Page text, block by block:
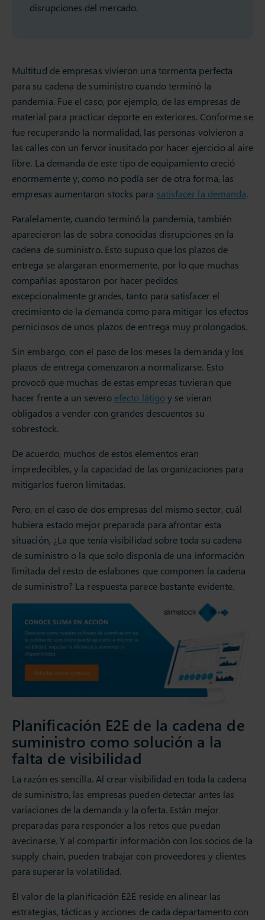
disrupciones del mercado.
Multitud de empresas vivieron una tormenta perfecta
para su cadena de suministro cuando terminó la
pandemia. Fue el caso, por ejemplo, de las empresas de
material para practicar deporte en exteriores. Conforme se
fue recuperando la normalidad, las personas volvieron a
las calles con un fervor inusitado por hacer ejercicio al aire
libre. La demanda de este tipo de equipamiento creció
enormemente y, como no podía ser de otra forma, las
empresas aumentaron stocks para satisfacer la demanda.
Paralelamente, cuando terminó la pandemia, también
aparecieron las de sobra conocidas disrupciones en la
cadena de suministro. Esto supuso que los plazos de
entrega se alargaran enormemente, por lo que muchas
compañías apostaron por hacer pedidos
excepcionalmente grandes, tanto para satisfacer el
crecimiento de la demanda como para mitigar los efectos
perniciosos de unos plazos de entrega muy prolongados.
Sin embargo, con el paso de los meses la demanda y los
plazos de entrega comenzaron a normalizarse. Esto
provocó que muchas de estas empresas tuvieran que
hacer frente a un severo efecto látigoy se vieran
obligados a vender con grandes descuentos su
sobrestock.
De acuerdo, muchos de estos elementos eran
impredecibles, y la capacidad de las organizaciones para
mitigarlos fueron limitadas.
Pero, en el caso de dos empresas del mismo sector, cuál
hubiera estado mejor preparada para afrontar esta
situación, ¿La que tenía visibilidad sobre toda su cadena
de suministro o la que solo disponía de una información
limitada del resto de eslabones que componen la cadena
de suministro? La respuesta parece bastante evidente.
Planificación E2E de la cadena de
suministro como solución a la
falta de visibilidad
La razón es sencilla. Al crear visibilidad en toda la cadena
de suministro, las empresas pueden detectar antes las
variaciones de la demanda y la oferta. Están mejor
preparadas para responder a los retos que puedan
avecinarse. Y al compartir información con los socios de la
supply chain, pueden trabajar con proveedores y clientes
para superar la volatilidad.
El valor de la planificación E2E reside en alinear las
estrategias, tácticas y acciones de cada departamento con